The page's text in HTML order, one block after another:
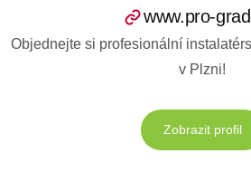
www.pro-
Objednejte si profesionální
v Plzni!
Zobrazit profil